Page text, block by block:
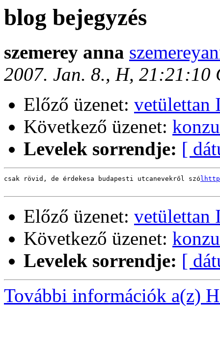
blog bejegyzés
szemerey anna
2007. Jan. 8., H, 21:21:10
Előző üzenet: vetülettan
Következő üzenet:
Levelek sorrendje: [
csak rövid, de érdekesa budapesti utcanevekről szó
Előző üzenet: vetülettan
Következő üzenet:
Levelek sorrendje: [
További információk a(z)